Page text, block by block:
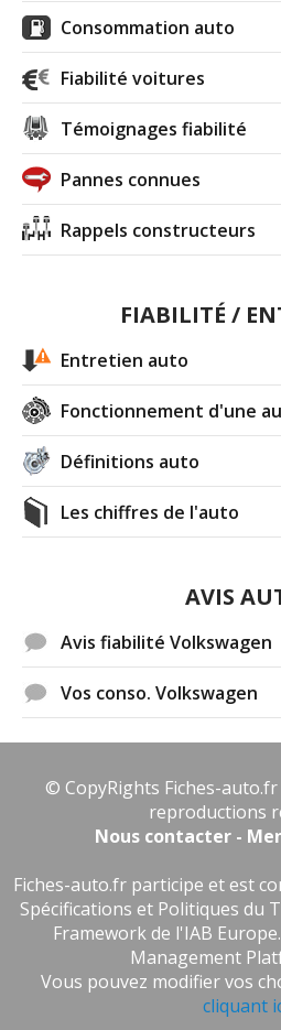
Consommation auto
Fiabilité voitures
Témoignages fiabilité
Pannes connues
Rappels constructeurs
FIABILITÉ /
Entretien auto
Fonctionnement d'une
Définitions auto
Les chiffres de l'auto
AVIS
Avis fiabilité Volkswagen
Vos conso. Volkswagen
© CopyRights Fiches-
reproductions
Nous contacter -
Fiches-auto.fr participe et est
Spécifications et Politiques du
Framework de l'IAB
Management
Vous pouvez modifier vos
cliquant